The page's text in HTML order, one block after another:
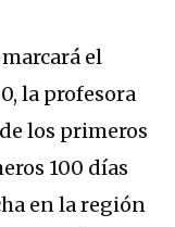
el
la profesora
los primeros
100 días
en la región